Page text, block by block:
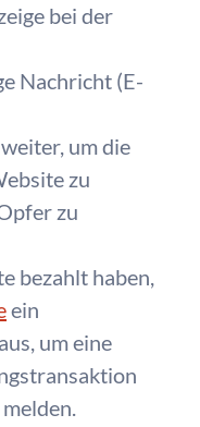
bei der
Nachricht (E-
weiter, um die
zu
zu
bezahlt haben,
ein
um eine